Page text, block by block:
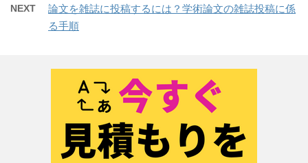
NEXT
論文を雑誌に投稿するには？学術論文の雑誌投稿に係
る手順